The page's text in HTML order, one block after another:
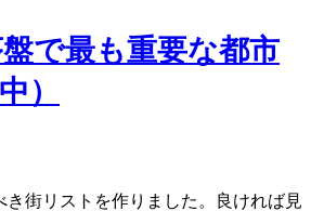
盤で最も重要な都市
）
き街リストを作りました。良ければ見